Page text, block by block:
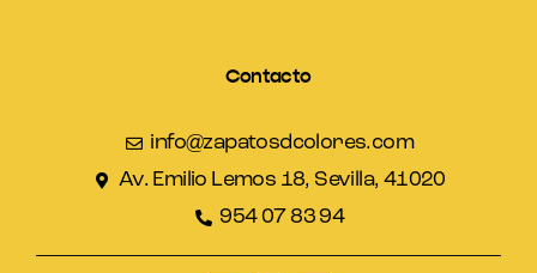
Contacto
info@zapatosdcolores.com
Av. Emilio Lemos 18, Sevilla, 41020
954 07 83 94